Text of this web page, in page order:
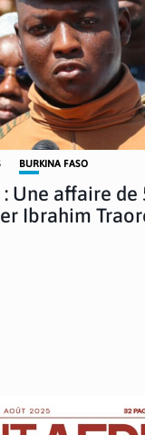
BURKINA FASO
: Une affaire
Ibrahim